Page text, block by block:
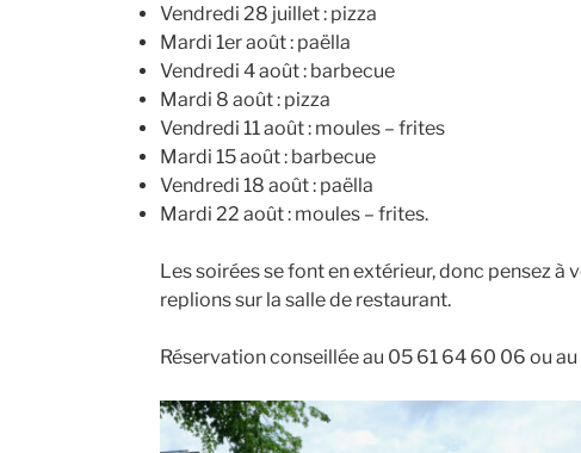
Vendredi 28 juillet : pizza
Mardi 1er août : paëlla
Vendredi 4 août : barbecue
Mardi 8 août : pizza
Vendredi 11 août : moules – frites
Mardi 15 août : barbecue
Vendredi 18 août : paëlla
Mardi 22 août : moules – frites.
Les soirées se font en extérieur, donc pensez à
replions sur la salle de restaurant.
Réservation conseillée au 05 61 64 60 06 ou